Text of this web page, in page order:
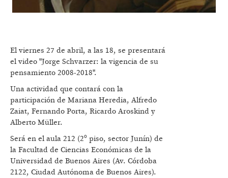
El viernes 27 de abril, a las 18, se presentará
el video "Jorge Schvarzer: la vigencia de su
pensamiento 2008-2018".
Una actividad que contará con la
participación de Mariana Heredia, Alfredo
Zaiat, Fernando Porta, Ricardo Aroskind y
Alberto Müller.
Será en el aula 212 (2º piso, sector Junín) de
la Facultad de Ciencias Económicas de la
Universidad de Buenos Aires (Av. Córdoba
2122, Ciudad Autónoma de Buenos Aires).